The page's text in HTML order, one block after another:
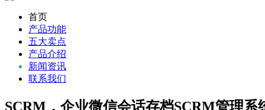
首页
产品功能
五大卖点
产品介绍
新闻资讯
联系我们
SCRM，企业微信会话存档SCRM管理系